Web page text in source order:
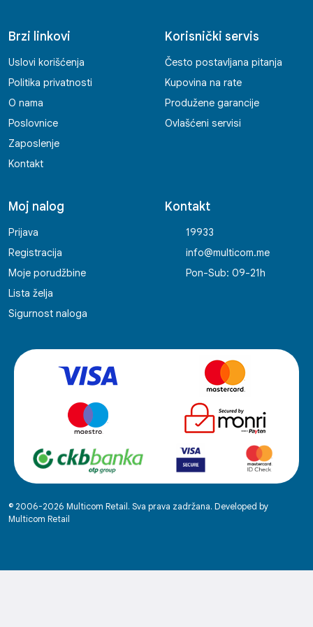
Brzi linkovi
Uslovi korišćenja
Politika privatnosti
O nama
Poslovnice
Zaposlenje
Kontakt
Korisnički servis
Često postavljana pitanja
Kupovina na rate
Produžene garancije
Ovlašćeni servisi
Moj nalog
Prijava
Registracija
Moje porudžbine
Lista želja
Sigurnost naloga
Kontakt
19933
info@multicom.me
Pon-Sub: 09-21h
© 2006-2026 Multicom Retail. Sva prava zadržana. Developed by
Multicom Retail